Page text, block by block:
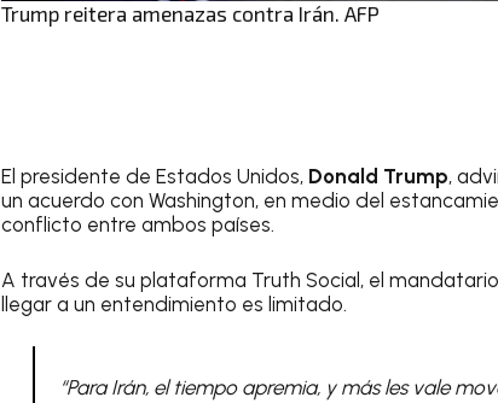
Trump reitera amenazas contra Irán. AFP
El presidente de Estados Unidos, Donald Trump,
un acuerdo con Washington, en medio del
conflicto entre ambos países.
A través de su plataforma Truth Social, el
llegar a un entendimiento es limitado.
“Para Irán, el tiempo apremia, y más les vale